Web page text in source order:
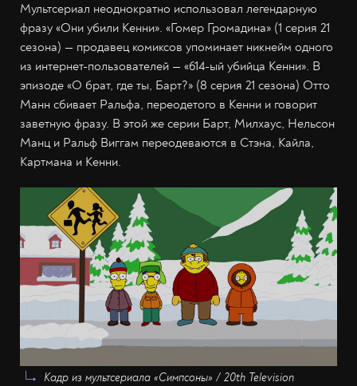
Мультсериал неоднократно использовал легендарную
фразу «Они убили Кенни». «Гомер Громадина» (1 серия 21
сезона) — продавец комиксов упоминает никнейм одного
из интернет-пользователей — «614-ый убийца Кенни». В
эпизоде «О брат, где ты, Барт?» (8 серия 21 сезона) Отто
Манн сбивает Ральфа, переодетого в Кенни и говорит
заветную фразу. В этой же серии Барт, Милхаус, Нельсон
Манц и Ральф Виггам переодеваются в Стэна, Кайла,
Картмана и Кенни.
Кадр из мультсериала «Симпсоны» / 20th Television